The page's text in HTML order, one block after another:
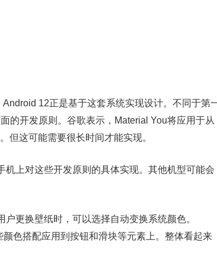
12正是基于这套系统实现设计。不同于第
的开发原则。谷歌表示，Material You将应用于从
但这可能需要很长时间才能实现。
上对这些开发原则的具体实现。其他机型可能会
更换壁纸时，可以选择自动变换系统颜色。
色搭配应用到按钮和滑块等元素上。整体看起来